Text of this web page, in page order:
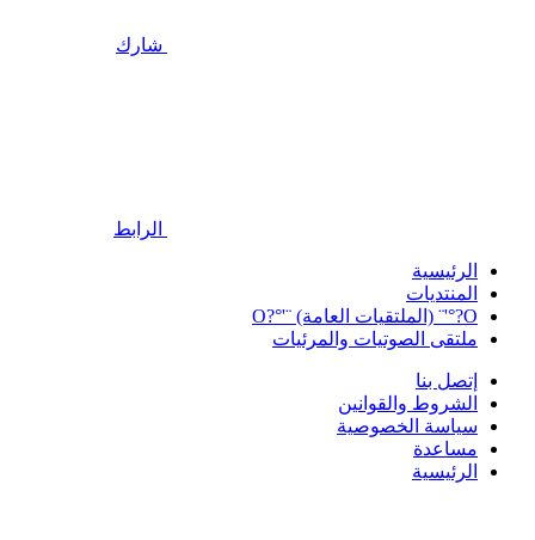
شارك
الرابط
الرئيسية
المنتديات
O?°'¨ (الملتقيات العامة) ¨'°?O
ملتقى الصوتيات والمرئيات
إتصل بنا
الشروط والقوانين
سياسة الخصوصية
مساعدة
الرئيسية